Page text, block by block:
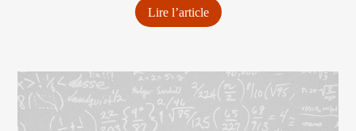
Lire l’article